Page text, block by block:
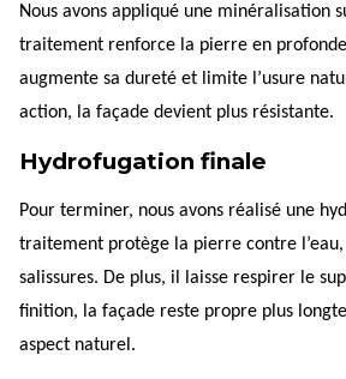
Nous avons appliqué une minéralisation
traitement renforce la pierre en
augmente sa dureté et limite l’usure
action, la façade devient plus résistante.
Hydrofugation finale
Pour terminer, nous avons réalisé une
traitement protège la pierre contre
salissures. De plus, il laisse respirer le
finition, la façade reste propre plus
aspect naturel.